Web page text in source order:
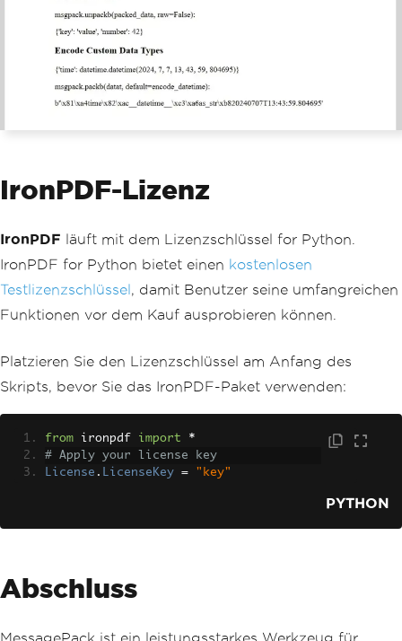
IronPDF-Lizenz
IronPDF läuft mit dem Lizenzschlüssel for Python.
IronPDF for Python bietet einen kostenlosen
Testlizenzschlüssel, damit Benutzer seine umfangreichen
Funktionen vor dem Kauf ausprobieren können.
Platzieren Sie den Lizenzschlüssel am Anfang des
Skripts, bevor Sie das IronPDF-Paket verwenden:
from ironpdf import
*
# Apply your license key
License . LicenseKey = "key"
PYTHON
Abschluss
MessagePack ist ein leistungsstarkes Werkzeug für